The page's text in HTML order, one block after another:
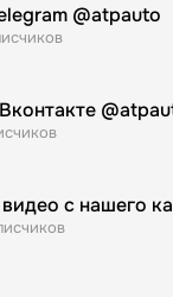
@atpauto
с нашего